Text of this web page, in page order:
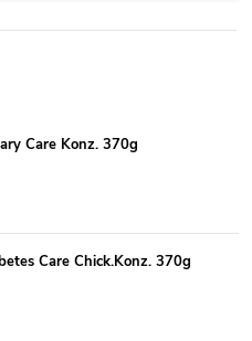
Care Konz. 370g
Care Chick.Konz. 370g